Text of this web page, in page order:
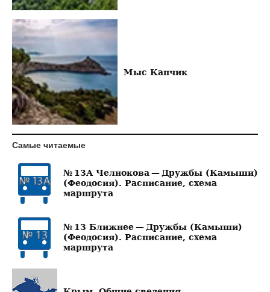
Мыс Капчик
Самые читаемые
№ 13А Челнокова — Дружбы (Камыши)
(Феодосия). Расписание, схема
маршрута
№ 13 Ближнее — Дружбы (Камыши)
(Феодосия). Расписание, схема
маршрута